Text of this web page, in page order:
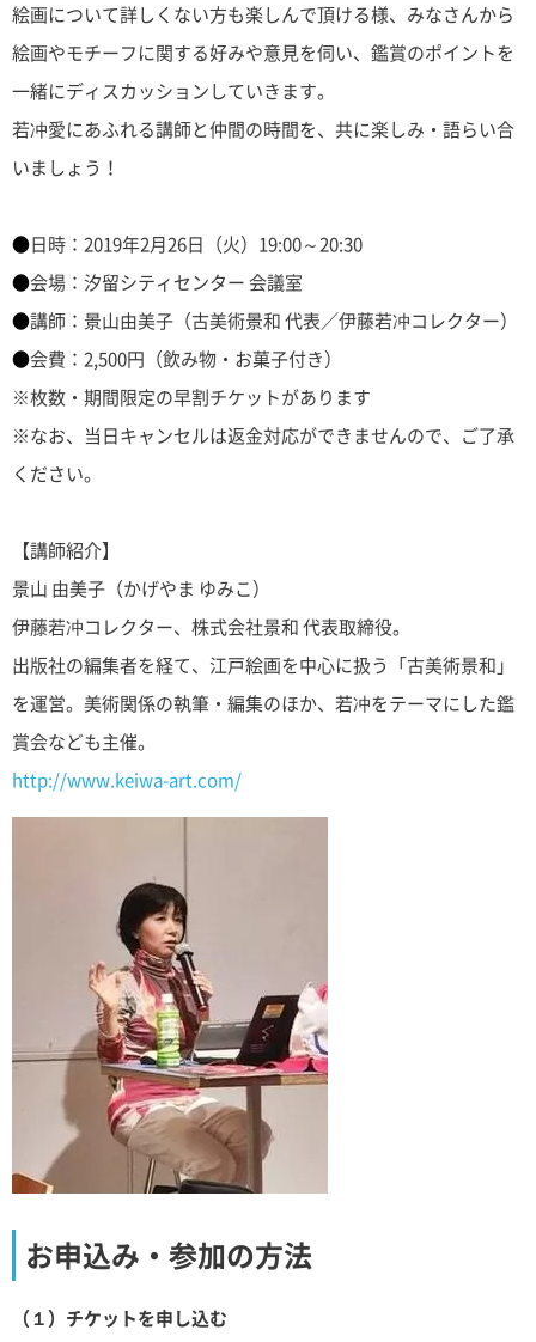
絵画について詳しくない方も楽しんで頂ける様、みなさんから
絵画やモチーフに関する好みや意見を伺い、鑑賞のポイントを
一緒にディスカッションしていきます。
若冲愛にあふれる講師と仲間の時間を、共に楽しみ・語らい合
いましょう！
●日時：2019年2月26日（火）19:00～20:30
●会場：汐留シティセンター 会議室
●講師：景山由美子（古美術景和 代表／伊藤若冲コレクター）
●会費：2,500円（飲み物・お菓子付き）
※枚数・期間限定の早割チケットがあります
※なお、当日キャンセルは返金対応ができませんので、ご了承
ください。
【講師紹介】
景山 由美子（かげやま ゆみこ）
伊藤若冲コレクター、株式会社景和 代表取締役。
出版社の編集者を経て、江戸絵画を中心に扱う「古美術景和」
を運営。美術関係の執筆・編集のほか、若冲をテーマにした鑑
賞会なども主催。
http://www.keiwa-art.com/
お申込み・参加の方法
（１）チケットを申し込む